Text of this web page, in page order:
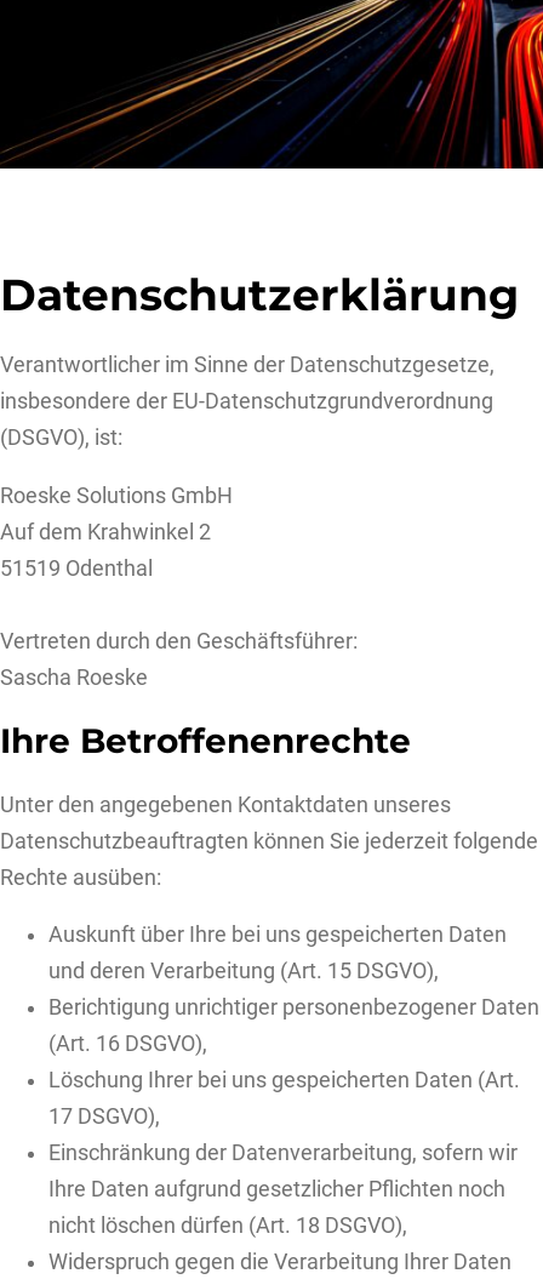
Datenschutzerklärung
Verantwortlicher im Sinne der Datenschutzgesetze,
insbesondere der EU-Datenschutzgrundverordnung
(DSGVO), ist:
Roeske Solutions GmbH
Auf dem Krahwinkel 2
51519 Odenthal
Vertreten durch den Geschäftsführer:
Sascha Roeske
Ihre Betroffenenrechte
Unter den angegebenen Kontaktdaten unseres
Datenschutzbeauftragten können Sie jederzeit folgende
Rechte ausüben:
Auskunft über Ihre bei uns gespeicherten Daten
und deren Verarbeitung (Art. 15 DSGVO),
Berichtigung unrichtiger personenbezogener Daten
(Art. 16 DSGVO),
Löschung Ihrer bei uns gespeicherten Daten (Art.
17 DSGVO),
Einschränkung der Datenverarbeitung, sofern wir
Ihre Daten aufgrund gesetzlicher Pflichten noch
nicht löschen dürfen (Art. 18 DSGVO),
Widerspruch gegen die Verarbeitung Ihrer Daten